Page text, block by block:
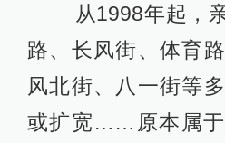
从1998年起，亲
路、长风街、体育
风北街、八一街等
或扩宽……原本属于